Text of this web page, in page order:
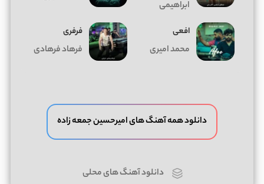
ابراهیمی
افعی
محمد امیری
فرفری
فرهاد فرهادی
دانلود همه آهنگ های امیرحسین جمعه زاده
دانلود آهنگ های محلی